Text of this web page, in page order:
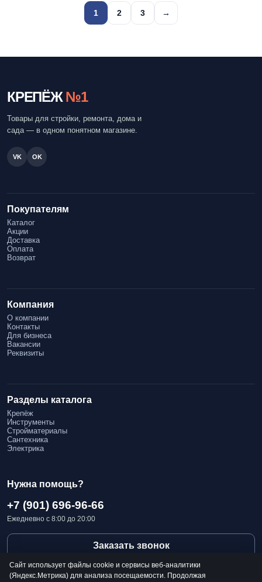
Пагинация
записей
1 2 3 →
КРЕПЁЖ №1
Товары для стройки, ремонта, дома и
сада — в одном понятном магазине.
VK OK
Покупателям
Каталог
Акции
Доставка
Оплата
Возврат
Компания
О компании
Контакты
Для бизнеса
Вакансии
Реквизиты
Разделы каталога
Крепёж
Инструменты
Стройматериалы
Сантехника
Электрика
Нужна помощь?
+7 (901) 696-96-66
Ежедневно с 8:00 до 20:00
Заказать звонок
Сайт использует файлы cookie и сервисы веб-аналитики
(Яндекс.Метрика) для анализа посещаемости. Продолжая